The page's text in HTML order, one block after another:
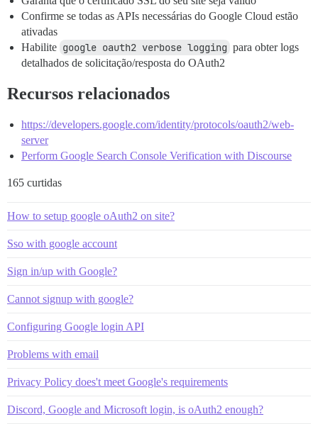
Confirme se todas as APIs necessárias do Google Cloud estão
ativadas
Habilite google oauth2 verbose logging para obter logs
detalhados de solicitação/resposta do OAuth2
Recursos relacionados
https://developers.google.com/identity/protocols/oauth2/web-
server
Perform Google Search Console Verification with Discourse
165 curtidas
How to setup google oAuth2 on site?
Sso with google account
Sign in/up with Google?
Cannot signup with google?
Configuring Google login API
Problems with email
Privacy Policy does't meet Google's requirements
Discord, Google and Microsoft login, is oAuth2 enough?